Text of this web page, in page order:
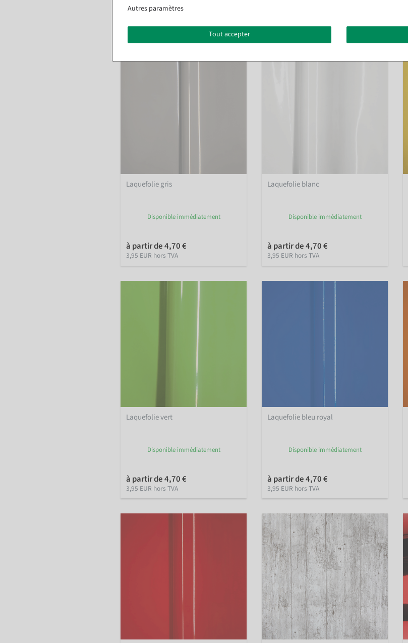
à partir de 4,70 €
Laquefolie gris
Disponible immédiatement
à partir de 4,70 €
3,95 EUR hors TVA
Laquefolie blanc
Disponible immédiatement
à partir de 4,70 €
3,95 EUR hors TVA
Laquefolie vert
Disponible immédiatement
à partir de 4,70 €
3,95 EUR hors TVA
Laquefolie bleu royal
Disponible immédiatement
à partir de 4,70 €
3,95 EUR hors TVA
Autres paramètres
Tout accepter